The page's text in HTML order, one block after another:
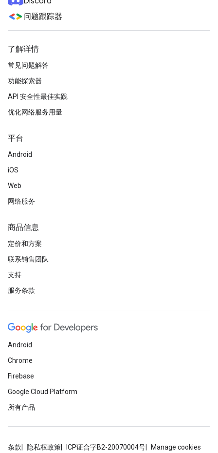
问题跟踪器
了解详情
常见问题解答
功能探索器
API 安全性最佳实践
优化网络服务用量
平台
Android
iOS
Web
网络服务
商品信息
定价和方案
联系销售团队
支持
服务条款
Android
Chrome
Firebase
Google Cloud Platform
所有产品
条款 隐私权政策 ICP证合字B2-20070004号 Manage cookies